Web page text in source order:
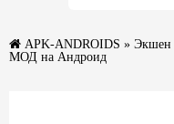
APK-ANDROIDS » Экшен
МОД на Андроид